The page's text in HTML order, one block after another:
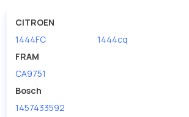
CITROEN
1444FC
1444cq
FRAM
CA9751
Bosch
1457433592